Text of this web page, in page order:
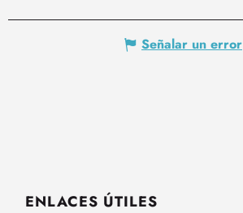
Señalar un error
ENLACES ÚTILES